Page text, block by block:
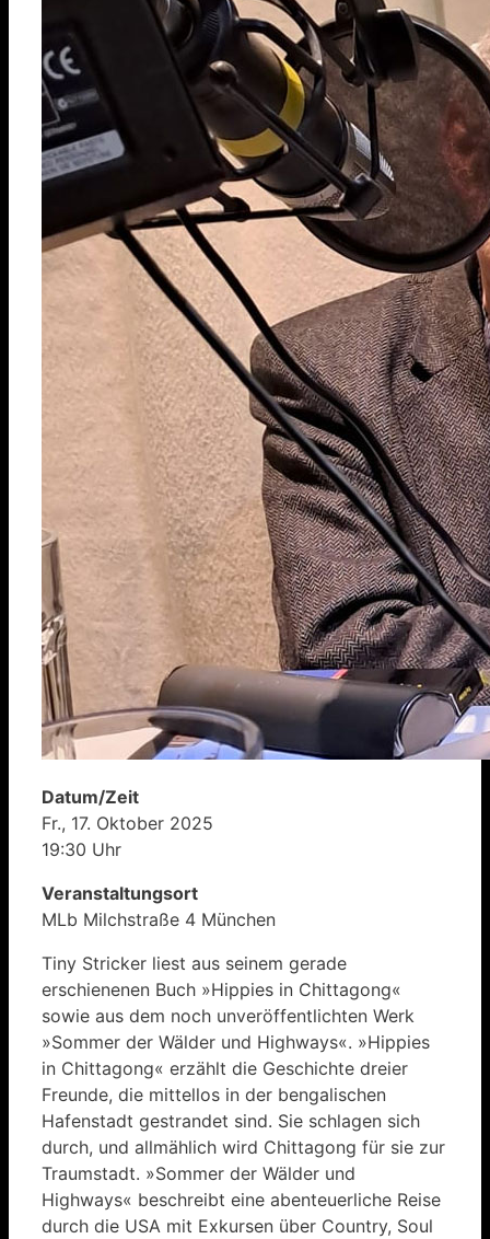
Datum/Zeit
Fr., 17. Oktober 2025
19:30 Uhr
Veranstaltungsort
MLb Milchstraße 4 München
Tiny Stricker liest aus seinem gerade
erschienenen Buch »Hippies in Chittagong«
sowie aus dem noch unveröffentlichten Werk
»Sommer der Wälder und Highways«. »Hippies
in Chittagong« erzählt die Geschichte dreier
Freunde, die mittellos in der bengalischen
Hafenstadt gestrandet sind. Sie schlagen sich
durch, und allmählich wird Chittagong für sie zur
Traumstadt. »Sommer der Wälder und
Highways« beschreibt eine abenteuerliche Reise
durch die USA mit Exkursen über Country, Soul